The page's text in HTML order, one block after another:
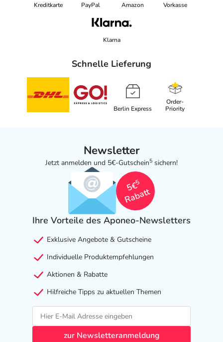
Kreditkarte PayPal Amazon Vorkasse
Klarna
Schnelle Lieferung
Berlin Express
Order-
Priority
Newsletter
Jetzt anmelden und 5€-Gutschein5 sichern!
5€
5
Rabatt
Ihre Vorteile des Aponeo-Newsletters
Exklusive Angebote & Gutscheine
Individuelle Produktempfehlungen
Aktionen & Rabatte
Hilfreiche Tipps zu aktuellen Themen
zur Newsletteranmeldung